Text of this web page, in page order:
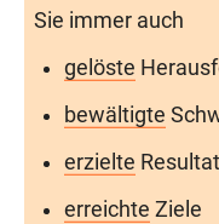
Sie immer auch
gelöste
bewältigte
erzielte
erreichte Ziele